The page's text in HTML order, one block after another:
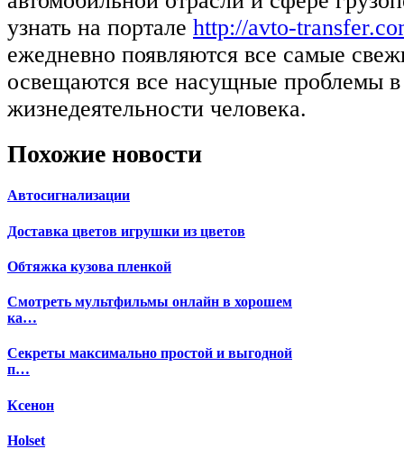
узнать на портале http://avto-
ежедневно появляются все самые
освещаются все насущные проблемы в
жизнедеятельности человека.
Похожие новости
Автосигнализации
Доставка цветов игрушки из цветов
Обтяжка кузова пленкой
Смотреть мультфильмы онлайн в хорошем
ка…
Секреты максимально простой и выгодной
п…
Ксенон
Holset